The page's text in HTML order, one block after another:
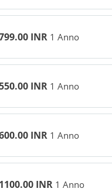
INR 1 Anno
INR 1 Anno
INR 1 Anno
INR 1 Anno